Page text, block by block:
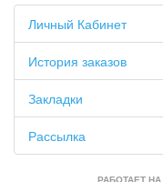
Личный Кабинет
История заказов
Закладки
Рассылка